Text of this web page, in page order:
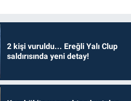
2 kişi vuruldu... Ereğli Yalı Clup
saldırısında yeni detay!